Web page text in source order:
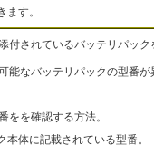
ます。
付されているバッテリパッ
能なバッテリパックの型番
をを確認する方法。
本体に記載されている型番。